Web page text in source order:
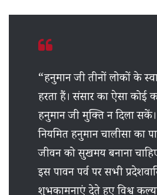
“हनुमान जी तीनों लोकों के
हरता हैं। संसार का ऐसा कोई
हनुमान जी मुक्ति न दिला
नियमित हनुमान चालीसा का
जीवन को सुखमय बनाना
इस पावन पर्व पर सभी